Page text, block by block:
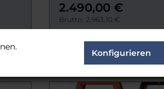
2.490,00 €
Brutto: 2.963,10 €
Konfigurieren